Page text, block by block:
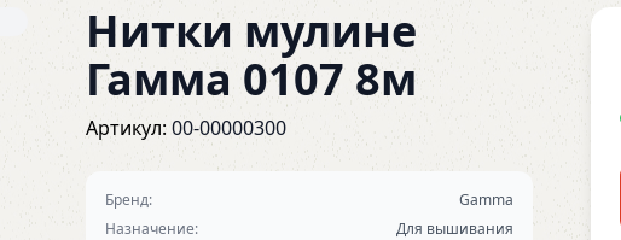
Нитки мулине
Гамма 0107 8м
Артикул:00-00000300
Бренд:
Gamma
Назначение:
Для вышивания